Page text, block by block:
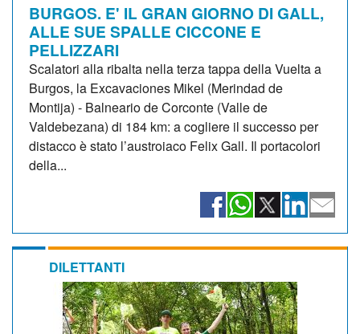
BURGOS. E' IL GRAN GIORNO DI GALL,
ALLE SUE SPALLE CICCONE E
PELLIZZARI
Scalatori alla ribalta nella terza tappa della Vuelta a
Burgos, la Excavaciones Mikel (Merindad de
Montija) - Balneario de Corconte (Valle de
Valdebezana) di 184 km: a cogliere il successo per
distacco è stato l’austroiaco Felix Gall. Il portacolori
della...
DILETTANTI